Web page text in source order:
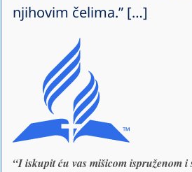
njihovim čelima.” […]
“I iskupit ću vas mišicom ispruženom i